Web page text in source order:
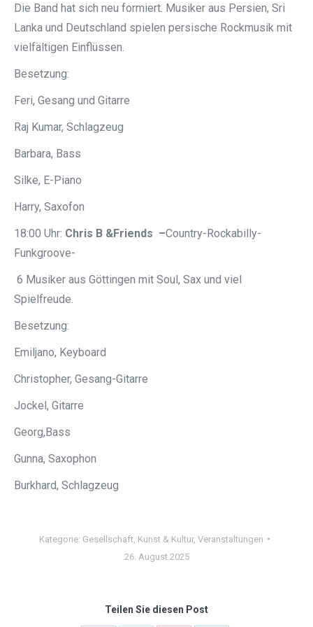
Die Band hat sich neu formiert. Musiker aus Persien, Sri
Lanka und Deutschland spielen persische Rockmusik mit
vielfältigen Einflüssen.
Besetzung:
Feri, Gesang und Gitarre
Raj Kumar, Schlagzeug
Barbara, Bass
Silke, E-Piano
Harry, Saxofon
18:00 Uhr: Chris B &Friends –Country-Rockabilly-
Funkgroove-
6 Musiker aus Göttingen mit Soul, Sax und viel
Spielfreude.
Besetzung:
Emiljano, Keyboard
Christopher, Gesang-Gitarre
Jockel, Gitarre
Georg,Bass
Gunna, Saxophon
Burkhard, Schlagzeug
Kategorie: Gesellschaft Kunst & Kultur, Veranstaltungen
26. August 2025
Teilen Sie diesen Post